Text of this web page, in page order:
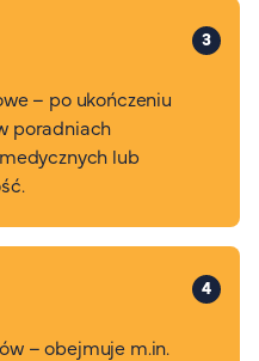
3
– po ukończeniu
poradniach
lub
4
– obejmuje m.in.